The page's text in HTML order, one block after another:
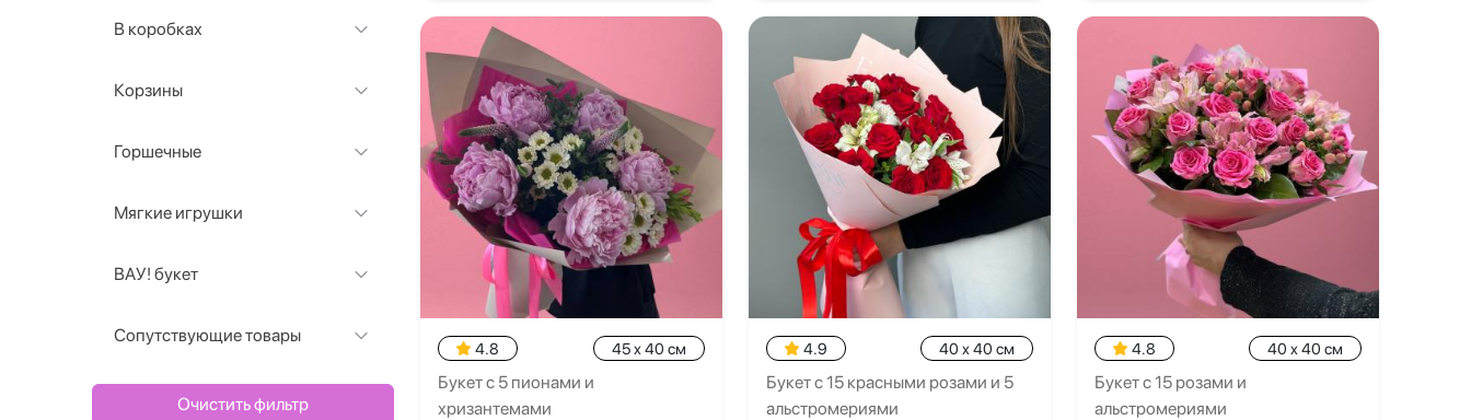
В коробках
Корзины
Горшечные
Мягкие игрушки
ВАУ! букет
Сопутствующие товары
Очистить фильтр
4.8 45 x 40 см
Букет с 5 пионами и
хризантемами
4.9 40 x 40 см
Букет с 15 красными розами и 5
альстромериями
4.8 40 x 40 см
Букет с 15 розами и
альстромериями